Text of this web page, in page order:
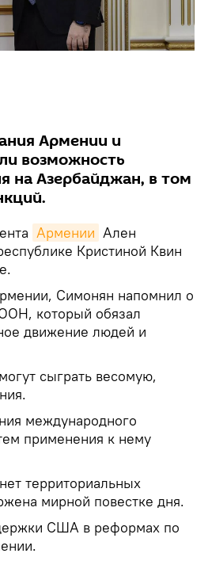
Армении и
возможность
на Азербайджан, в том
Армении Ален
Кристиной Квин
Симонян напомнил о
который обязал
движение людей и
сыграть весомую,
международного
применения к нему
территориальных
мирной повестке дня.
США в реформах по